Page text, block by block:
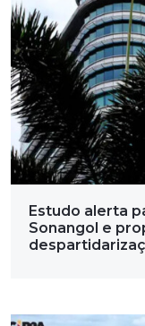
Estudo alerta
Sonangol e